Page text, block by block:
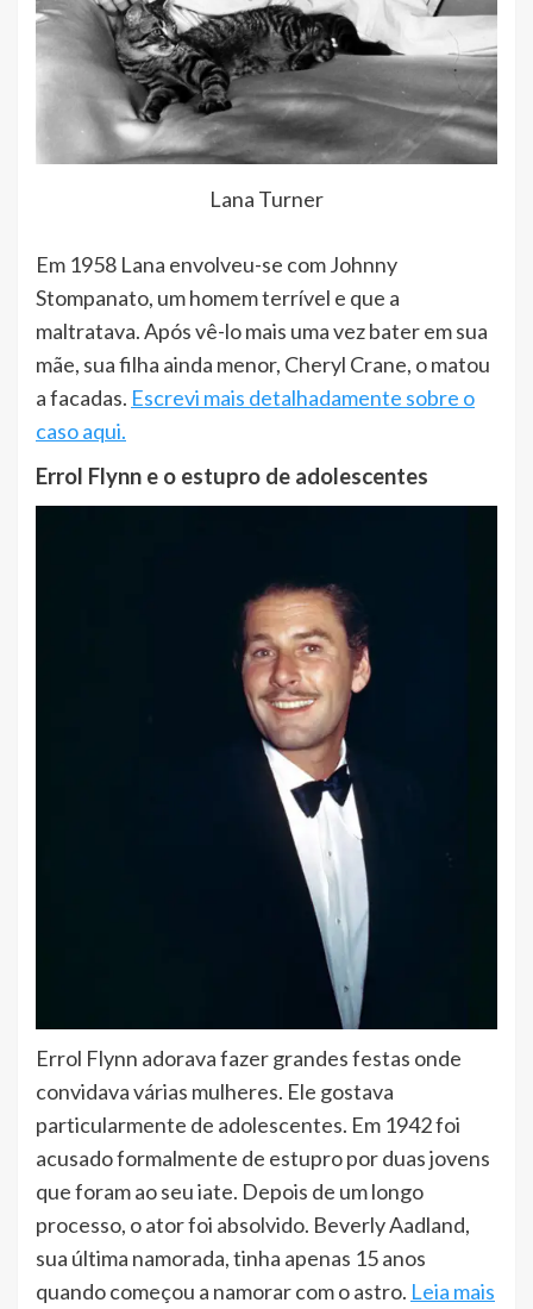
Lana Turner
Em 1958 Lana envolveu-se com Johnny
Stompanato, um homem terrível e que a
maltratava. Após vê-lo mais uma vez bater em sua
mãe, sua filha ainda menor, Cheryl Crane, o matou
a facadas. Escrevi mais detalhadamente sobre o
caso aqui.
Errol Flynn e o estupro de adolescentes
Errol Flynn adorava fazer grandes festas onde
convidava várias mulheres. Ele gostava
particularmente de adolescentes. Em 1942 foi
acusado formalmente de estupro por duas jovens
que foram ao seu iate. Depois de um longo
processo, o ator foi absolvido. Beverly Aadland,
sua última namorada, tinha apenas 15 anos
quando começou a namorar com o astro. Leia mais